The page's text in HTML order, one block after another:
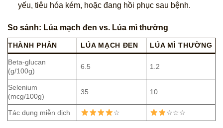
yếu, tiêu hóa kém, hoặc đang hồi phục sau bệnh.
So sánh: Lúa mạch đen vs. Lúa mì thường
THÀNH PHẦN LÚA MẠCH ĐEN LÚA MÌ THƯỜNG
Beta-glucan
(g/100g)
6.5 1.2
Selenium
(mcg/100g)
35 10
Tác dụng miễn dịch ☆ ☆☆☆